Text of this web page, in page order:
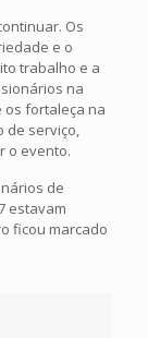
Os
e o
trabalho e a
na
os fortaleça na
de serviço,
o evento.
de
estavam
ficou marcado